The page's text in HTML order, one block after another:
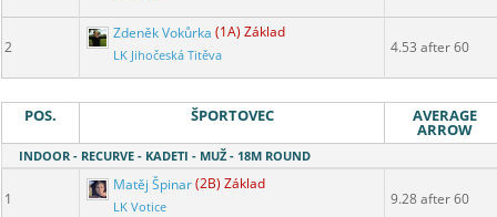
2
Zdeněk Vokůrka (1A) Základ
LK Jihočeská Titěva 4.53 after 60
POS. ŠPORTOVEC AVERAGE
ARROW
INDOOR - RECURVE - KADETI - MUŽ - 18M ROUND
1
Matěj Špinar(2B) Základ
LK Votice 9.28 after 60